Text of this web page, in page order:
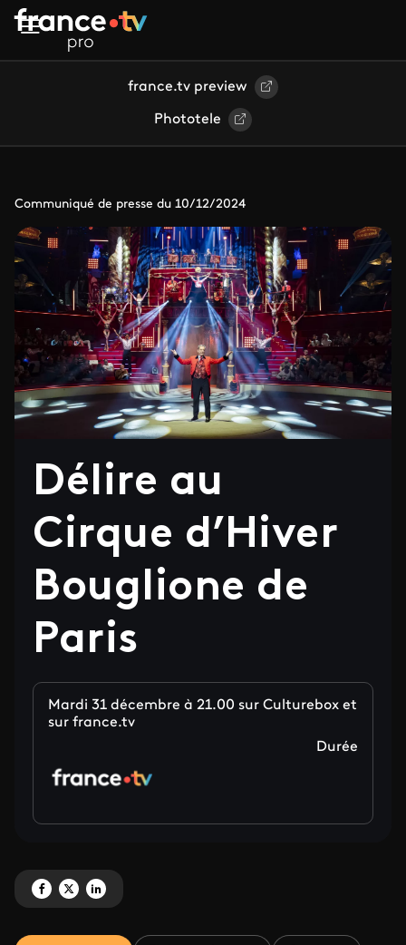
Aller au contenu principal
france.tv preview
Phototele
Communiqué de presse du 10/12/2024
Délire au
Cirque d’Hiver
Bouglione de
Paris
Mardi 31 décembre à 21.00 sur Culturebox et
sur france.tv
Durée
Partagez 'Délire au Cirque d’Hiver Bouglione de Paris' sur Facebook
Partagez 'Délire au Cirque d’Hiver Bouglione de Paris' sur X
Partagez 'Délire au Cirque d’Hiver Bouglione de Paris' sur